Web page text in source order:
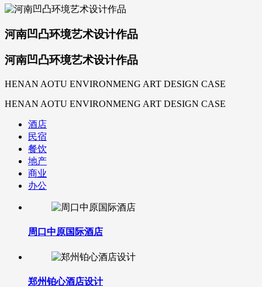
河南凹凸环境艺术设计作品
河南凹凸环境艺术设计作品
HENAN AOTU ENVIRONMENG ART DESIGN CASE
HENAN AOTU ENVIRONMENG ART DESIGN CASE
酒店
民宿
餐饮
地产
商业
办公
周口中原国际酒店
郑州铂心酒店设计